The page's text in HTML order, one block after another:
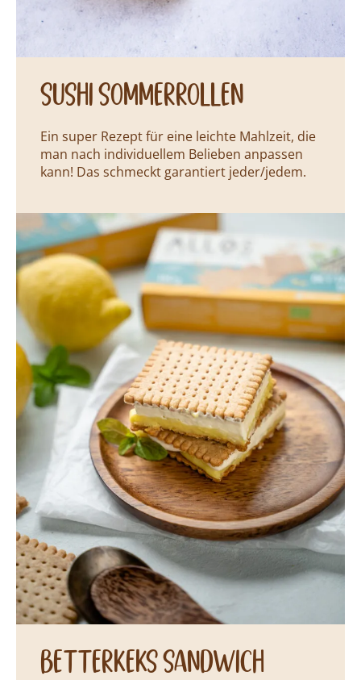
Sushi Sommerrollen
Ein super Rezept für eine leichte Mahlzeit, die
man nach individuellem Belieben anpassen
kann! Das schmeckt garantiert jeder/jedem.
betterkeks sandwich